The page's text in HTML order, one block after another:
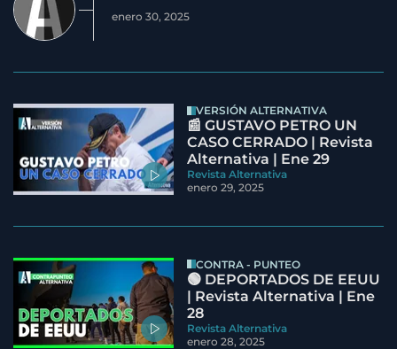
enero 30, 2025
VERSIÓN ALTERNATIVA
📰 GUSTAVO PETRO UN
CASO CERRADO | Revista
Alternativa | Ene 29
Revista Alternativa
enero 29, 2025
CONTRA - PUNTEO
🟢 DEPORTADOS DE EEUU
| Revista Alternativa | Ene
28
Revista Alternativa
enero 28, 2025